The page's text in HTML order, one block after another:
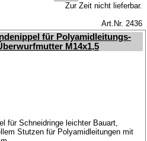
Zur Zeit nicht lieferbar.
Art.Nr. 2436
für Polyamidleitungs-
M14x1,5
für Schneidringe leichter Bauart,
Stutzen für Polyamidleitungen mit